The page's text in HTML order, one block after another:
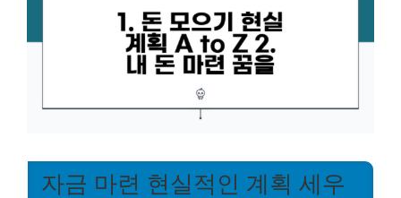
자금 마련 현실적인 계획 세우